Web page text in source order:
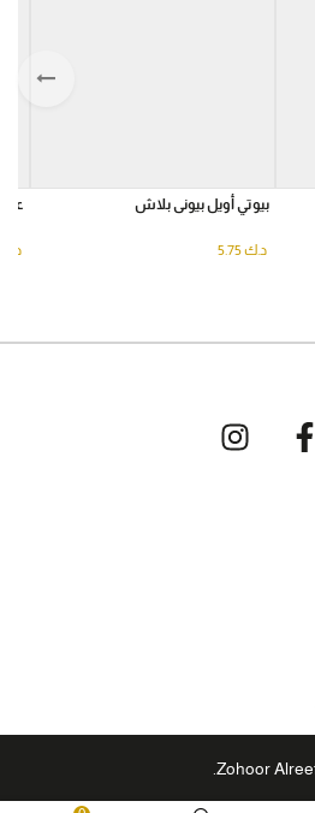
بيوتي أويل بيونى بلاش
د.ك د.ك